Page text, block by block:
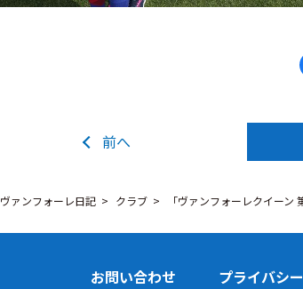
前へ
ヴァンフォーレ日記 クラブ 「ヴァンフォーレクイーン
お問い合わせ プライバシ